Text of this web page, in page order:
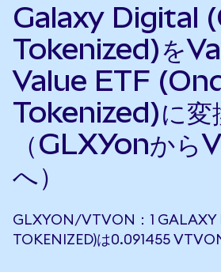
Galaxy Digital
Tokenized)を
Value ETF
Tokenized)に変
（GLXYonから
へ）
GLXYON/VTVON：1 GALAXY
TOKENIZED)は0.091455